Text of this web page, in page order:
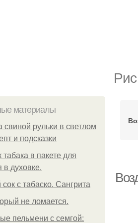
материалы
свиной рульки в светлом
и подсказки
в пакете для
в духовке.
с табаско. Сангрита
не ломается.
пельмени с семгой: